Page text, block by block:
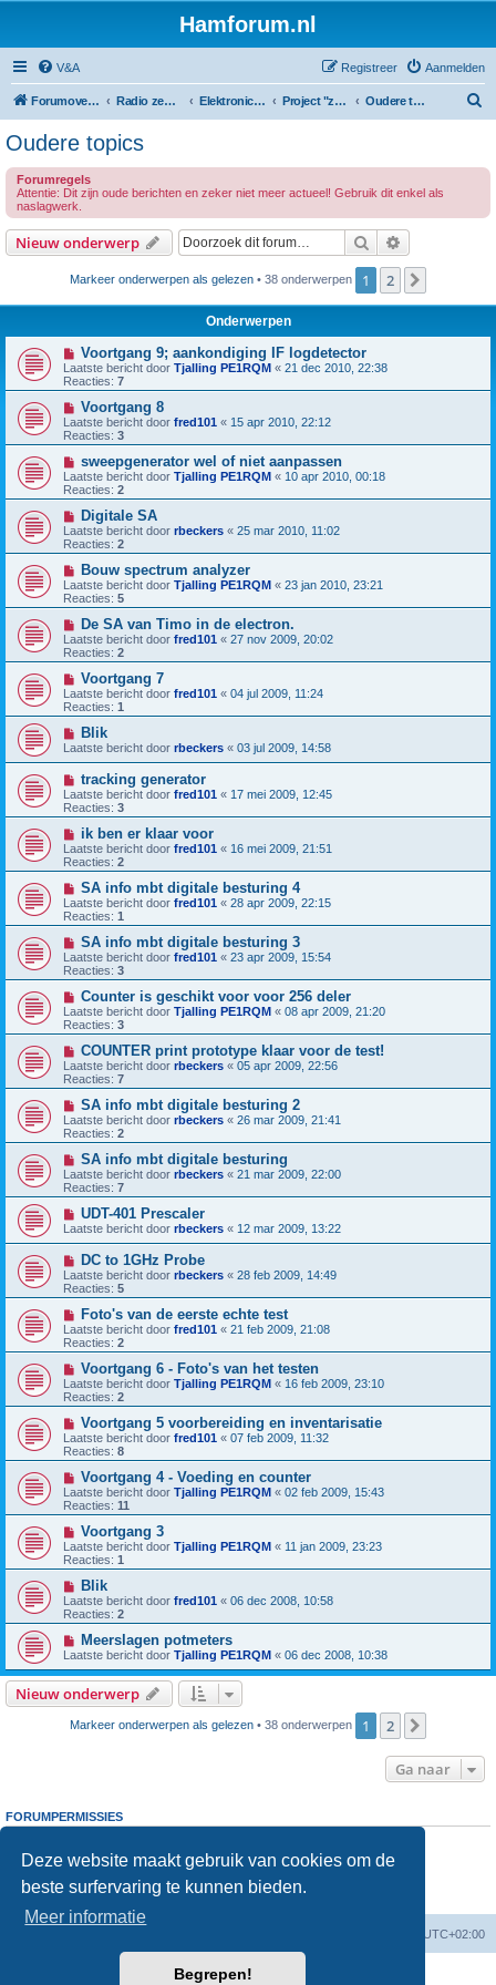
Deze website maakt gebruik van cookies om de
beste surfervaring te kunnen bieden.
Meer informatie
Begrepen!
Hamforum.nl
V&A Aanmelden
Registreer
Forumoverzicht Radio zendamateur, luisteramateur en elektronica zelfbouw Elektronica en zelfbouw Project "zelfbouw spectrum analyzer" Oudere topics
Oudere topics
Forumregels
Attentie: Dit zijn oude berichten en zeker niet meer actueel! Gebruik dit enkel als
naslagwerk.
Nieuw onderwerp Zoek
Markeer onderwerpen als gelezen • 38 onderwerpen 1 2
Onderwerpen
Voortgang 9; aankondiging IF logdetector
Laatste bericht door Tjalling PE1RQM « 21 dec 2010, 22:38
Reacties: 7
Voortgang 8
Laatste bericht door fred101 « 15 apr 2010, 22:12
Reacties: 3
sweepgenerator wel of niet aanpassen
Laatste bericht door Tjalling PE1RQM « 10 apr 2010, 00:18
Reacties: 2
Digitale SA
Laatste bericht door rbeckers « 25 mar 2010, 11:02
Reacties: 2
Bouw spectrum analyzer
Laatste bericht door Tjalling PE1RQM « 23 jan 2010, 23:21
Reacties: 5
De SA van Timo in de electron.
Laatste bericht door fred101 « 27 nov 2009, 20:02
Reacties: 2
Voortgang 7
Laatste bericht door fred101 « 04 jul 2009, 11:24
Reacties: 1
Blik
Laatste bericht door rbeckers « 03 jul 2009, 14:58
tracking generator
Laatste bericht door fred101 « 17 mei 2009, 12:45
Reacties: 3
ik ben er klaar voor
Laatste bericht door fred101 « 16 mei 2009, 21:51
Reacties: 2
SA info mbt digitale besturing 4
Laatste bericht door fred101 « 28 apr 2009, 22:15
Reacties: 1
SA info mbt digitale besturing 3
Laatste bericht door fred101 « 23 apr 2009, 15:54
Reacties: 3
Counter is geschikt voor voor 256 deler
Laatste bericht door Tjalling PE1RQM « 08 apr 2009, 21:20
Reacties: 3
COUNTER print prototype klaar voor de test!
Laatste bericht door rbeckers « 05 apr 2009, 22:56
Reacties: 7
SA info mbt digitale besturing 2
Laatste bericht door rbeckers « 26 mar 2009, 21:41
Reacties: 2
SA info mbt digitale besturing
Laatste bericht door rbeckers « 21 mar 2009, 22:00
Reacties: 7
UDT-401 Prescaler
Laatste bericht door rbeckers « 12 mar 2009, 13:22
DC to 1GHz Probe
Laatste bericht door rbeckers « 28 feb 2009, 14:49
Reacties: 5
Foto's van de eerste echte test
Laatste bericht door fred101 « 21 feb 2009, 21:08
Reacties: 2
Voortgang 6 - Foto's van het testen
Laatste bericht door Tjalling PE1RQM « 16 feb 2009, 23:10
Reacties: 2
Voortgang 5 voorbereiding en inventarisatie
Laatste bericht door fred101 « 07 feb 2009, 11:32
Reacties: 8
Voortgang 4 - Voeding en counter
Laatste bericht door Tjalling PE1RQM « 02 feb 2009, 15:43
Reacties: 11
Voortgang 3
Laatste bericht door Tjalling PE1RQM « 11 jan 2009, 23:23
Reacties: 1
Blik
Laatste bericht door fred101 « 06 dec 2008, 10:58
Reacties: 2
Meerslagen potmeters
Laatste bericht door Tjalling PE1RQM « 06 dec 2008, 10:38
Nieuw onderwerp
Markeer onderwerpen als gelezen • 38 onderwerpen 1 2
Ga naar
FORUMPERMISSIES
kunt niet
reageren op onderwerpen in dit forum
kunt nietje eigen berichten wijzigen in dit forum
kunt nietje eigen berichten verwijderen in dit forum
bijlagen plaatsen in dit forum
UTC+02:00
phpBB® Forum Software © phpBB Limited